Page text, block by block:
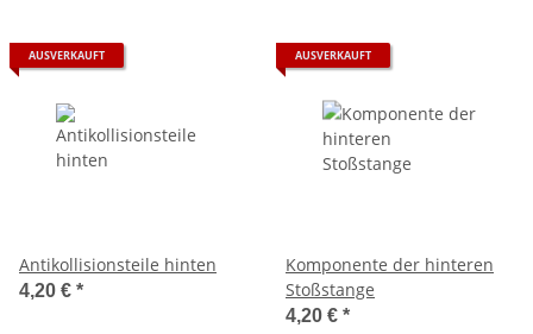
AUSVERKAUFT
Antikollisionsteile hinten
4,20 € *
AUSVERKAUFT
Komponente der hinteren
Stoßstange
4,20 € *